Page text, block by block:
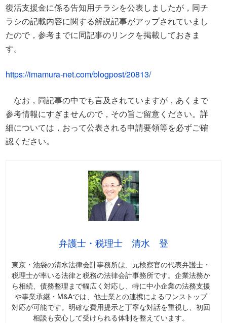
復活支援金に係る告知用チラシを公表しましたが，同チ
ラシの記載内容に関する解説記事がアップされていまし
たので，参考までに同記事のリンクを掲載しておきま
す。
https://imamura-net.com/blogpost/20813/
なお，同記事の中でも言及されていますが，あくまで
参考情報にすぎませんので，その旨ご留意ください。詳
細については，おって公表される申請要領等を必ずご確
認ください。
弁護士・税理士 清水 登
東京・池袋の清水法律会計事務所は、元検察官の代表弁護士・
税理士が率いる法律と税務の法律会計事務所です。企業法務か
ら相続、債務整理まで幅広く対応し、特に中小企業の法務支援
や事業承継・M&Aでは、他士業との連携によるワンストップ
対応が可能です。明確な費用提示と丁寧な対話を重視し、初回
相談も安心して受けられる体制を整えています。